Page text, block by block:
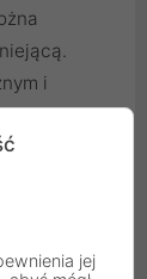
i
kable mogą
jej